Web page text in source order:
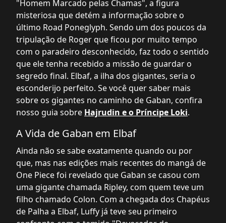
"Homem Marcado pelas Chamas", a figura
misteriosa que detém a informação sobre o
último Road Poneglyph. Sendo um dos poucos da
tripulação de Roger que ficou por muito tempo
com o paradeiro desconhecido, faz todo o sentido
que ele tenha recebido a missão de guardar o
segredo final. Elbaf, a ilha dos gigantes, seria o
esconderijo perfeito. Se você quer saber mais
sobre os gigantes no caminho de Gaban, confira
nosso guia sobre Hajrudin e o Príncipe Loki.
A Vida de Gaban em Elbaf
Ainda não se sabe exatamente quando ou por
que, mas nas edições mais recentes do mangá de
One Piece foi revelado que Gaban se casou com
uma gigante chamada Ripley, com quem teve um
filho chamado Colon. Com a chegada dos Chapéus
de Palha a Elbaf, Luffy já teve seu primeiro